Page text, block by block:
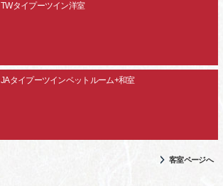
TWタイプーツイン洋室
JAタイプーツインベットルーム+和室
客室ページへ